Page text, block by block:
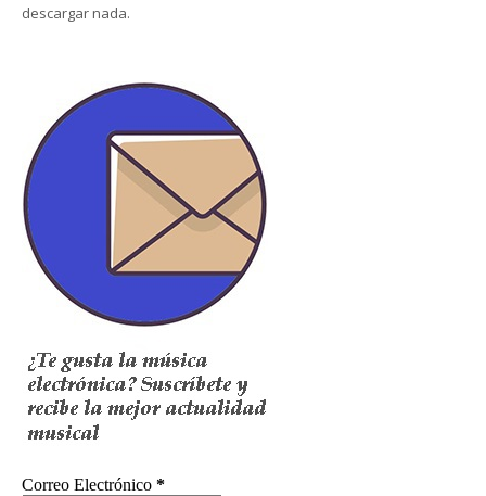
descargar nada.